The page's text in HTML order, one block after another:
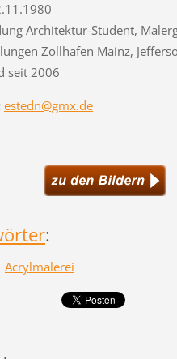
Architektur-Student,
Zollhafen Mainz,
seit 2006
estedn@gmx.de
:
Acrylmalerei